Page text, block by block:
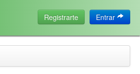
Entrar
Registrarte